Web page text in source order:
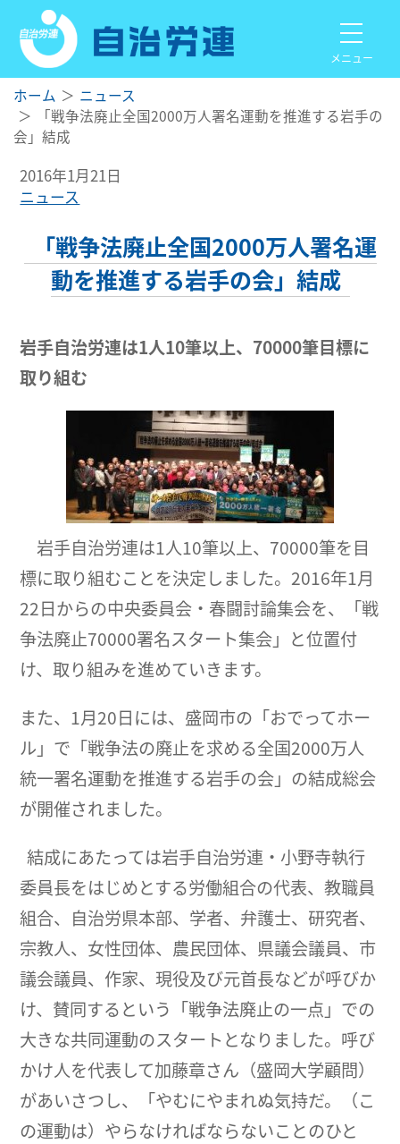
メニュー
ホーム
ニュース
「戦争法廃止全国2000万人署名運動を推進する岩手の
会」結成
2016年1月21日
ニュース
「戦争法廃止全国2000万人署名運
動を推進する岩手の会」結成
岩手自治労連は1人10筆以上、70000筆目標に
取り組む
岩手自治労連は1人10筆以上、70000筆を目
標に取り組むことを決定しました。2016年1月
22日からの中央委員会・春闘討論集会を、「戦
争法廃止70000署名スタート集会」と位置付
け、取り組みを進めていきます。
また、1月20日には、盛岡市の「おでってホー
ル」で「戦争法の廃止を求める全国2000万人
統一署名運動を推進する岩手の会」の結成総会
が開催されました。
結成にあたっては岩手自治労連・小野寺執行
委員長をはじめとする労働組合の代表、教職員
組合、自治労県本部、学者、弁護士、研究者、
宗教人、女性団体、農民団体、県議会議員、市
議会議員、作家、現役及び元首長などが呼びか
け、賛同するという「戦争法廃止の一点」での
大きな共同運動のスタートとなりました。呼び
かけ人を代表して加藤章さん（盛岡大学顧問）
があいさつし、「やむにやまれぬ気持だ。（こ
の運動は）やらなければならないことのひと